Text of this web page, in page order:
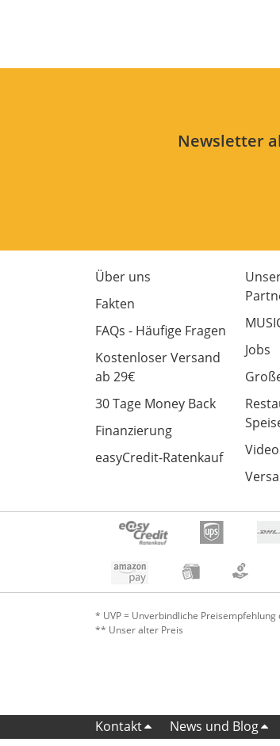
Newsletter
Über uns
Fakten
FAQs - Häufige Fragen
Kostenloser Versand
ab 29€
30 Tage Money Back
Finanzierung
easyCredit-Ratenkauf
Jobs
* UVP = Unverbindliche Preisempfehlung
** Unser alter Preis
Kontakt News und Blog